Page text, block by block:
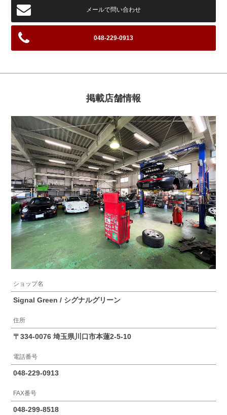
メールで問い合わせ
048-229-0913
掲載店舗情報
ショップ名
Signal Green / シグナルグリーン
住所
〒334-0076 埼玉県川口市本蓮2-5-10
電話番号
048-229-0913
FAX番号
048-299-8518